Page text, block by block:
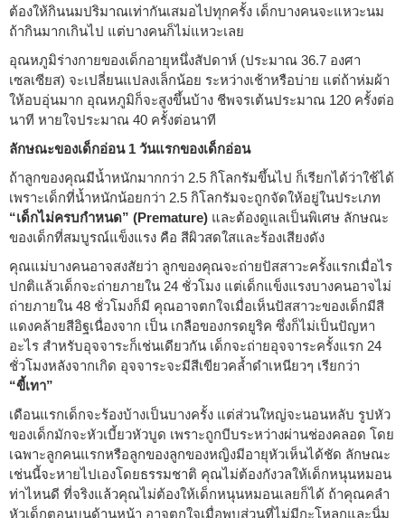
ต้องให้กินนมปริมาณเท่ากันเสมอไปทุกครั้ง เด็กบางคนจะแหวะนม
ถ้ากินมากเกินไป แต่บางคนก็ไม่แหวะเลย
อุณหภูมิร่างกายของเด็กอายุหนึ่งสัปดาห์ (ประมาณ 36.7 องศา
เซลเซียส) จะเปลี่ยนแปลงเล็กน้อย ระหว่างเช้าหรือบ่าย แต่ถ้าห่มผ้า
ให้อบอุ่นมาก อุณหภูมิก็จะสูงขึ้นบ้าง ชีพจรเต้นประมาณ 120 ครั้งต่อ
นาที หายใจประมาณ 40 ครั้งต่อนาที
ลักษณะของเด็กอ่อน 1 วันแรกของเด็กอ่อน
ถ้าลูกของคุณมีน้ำหนักมากกว่า 2.5 กิโลกรัมขึ้นไป ก็เรียกได้ว่าใช้ได้
เพราะเด็กที่น้ำหนักน้อยกว่า 2.5 กิโลกรัมจะถูกจัดให้อยู่ในประเภท
“เด็กไม่ครบกำหนด” (Premature) และต้องดูแลเป็นพิเศษ ลักษณะ
ของเด็กที่สมบูรณ์แข็งแรง คือ สีผิวสดใสและร้องเสียงดัง
คุณแม่บางคนอาจสงสัยว่า ลูกของคุณจะถ่ายปัสสาวะครั้งแรกเมื่อไร
ปกติแล้วเด็กจะถ่ายภายใน 24 ชั่วโมง แต่เด็กแข็งแรงบางคนอาจไม่
ถ่ายภายใน 48 ชั่วโมงก็มี คุณอาจตกใจเมื่อเห็นปัสสาวะของเด็กมีสี
แดงคล้ายสีอิฐเนื่องจาก เป็น เกลือของกรดยูริค ซึ่งก็ไม่เป็นปัญหา
อะไร สำหรับอุจจาระก็เช่นเดียวกัน เด็กจะถ่ายอุจจาระครั้งแรก 24
ชั่วโมงหลังจากเกิด อุจจาระจะมีสีเขียวคล้ำดำเหนียวๆ เรียกว่า
“ขี้เทา”
เดือนแรกเด็กจะร้องบ้างเป็นบางครั้ง แต่ส่วนใหญ่จะนอนหลับ รูปหัว
ของเด็กมักจะหัวเบี้ยวหัวบูด เพราะถูกบีบระหว่างผ่านช่องคลอด โดย
เฉพาะลูกคนแรกหรือลูกของลูกของหญิงมีอายุหัวเห็นได้ชัด ลักษณะ
เช่นนี้จะหายไปเองโดยธรรมชาติ คุณไม่ต้องกังวลให้เด็กหนุนหมอน
ท่าไหนดี ที่จริงแล้วคุณไม่ต้องให้เด็กหนุนหมอนเลยก็ได้ ถ้าคุณคลำ
หัวเด็กตอนบนด้านหน้า อาจตกใจเมื่อพบส่วนที่ไม่มีกะโหลกและนิ่ม